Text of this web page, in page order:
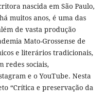
nascida em São Paulo,
muitos anos, é uma das
de vasta produção
Mato-Grossense de
e literários tradicionais,
redes sociais,
e o YouTube. Nesta
“Crítica e preservação da